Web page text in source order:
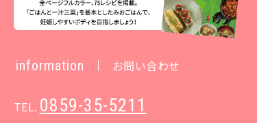
information お問い合わせ
TEL. 0859-35-5211